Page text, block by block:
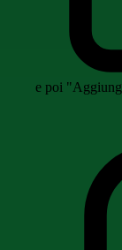
e poi